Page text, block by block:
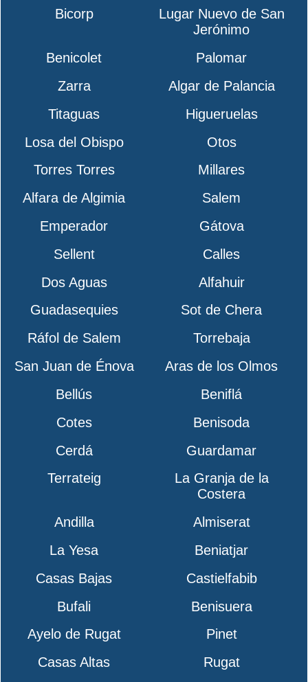
Bicorp
Lugar Nuevo de San
Jerónimo
Benicolet
Palomar
Zarra
Algar de Palancia
Titaguas
Higueruelas
Losa del Obispo
Otos
Torres Torres
Millares
Alfara de Algimia
Salem
Emperador
Gátova
Sellent
Calles
Dos Aguas
Alfahuir
Guadasequies
Sot de Chera
Ráfol de Salem
Torrebaja
San Juan de Énova
Aras de los Olmos
Bellús
Beniflá
Cotes
Benisoda
Cerdá
Guardamar
Terrateig
La Granja de la
Costera
Andilla
Almiserat
La Yesa
Beniatjar
Casas Bajas
Castielfabib
Bufali
Benisuera
Ayelo de Rugat
Pinet
Casas Altas
Rugat